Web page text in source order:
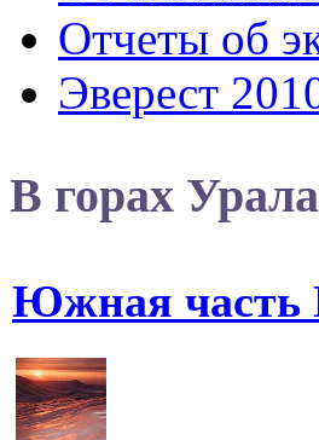
Отчеты об
Эверест
В горах
Южная часть